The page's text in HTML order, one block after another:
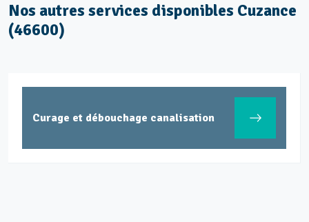
Nos autres services disponibles Cuzance
(46600)
Curage et débouchage canalisation